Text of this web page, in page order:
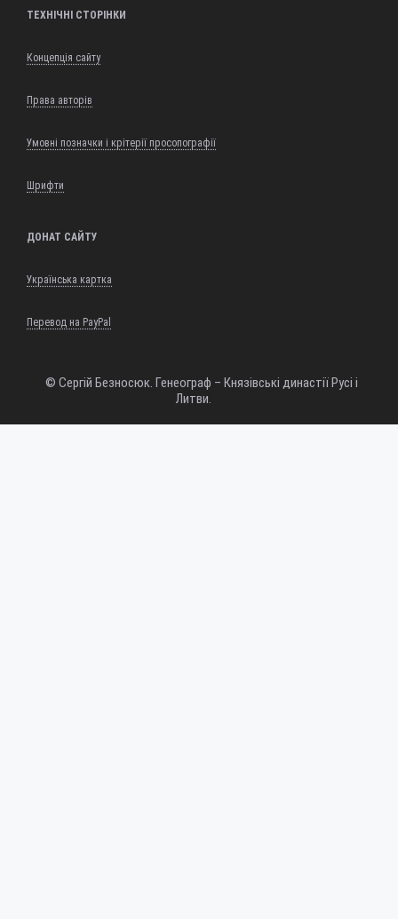
ТЕХНІЧНІ СТОРІНКИ
Концепція сайту
Права авторів
Умовні позначки і крітерії просопографії
Шрифти
ДОНАТ САЙТУ
Українська картка
Перевод на PayPal
© Сергій Безносюк. Генеограф – Князівські династії Русі і
Литви.